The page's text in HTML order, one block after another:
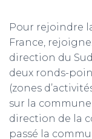
Pour rejoindre
France,
direction du Sud
deux ronds-
(zones
sur la
direction de la
passé la